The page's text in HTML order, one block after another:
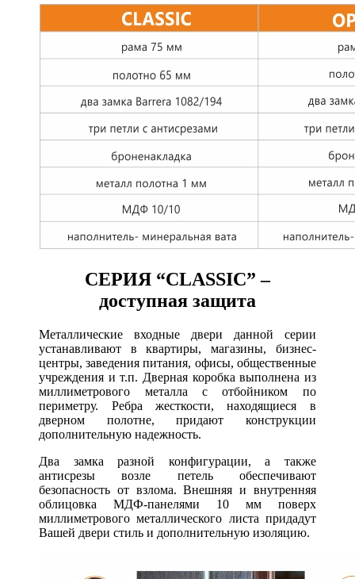
СЕРИЯ “CLASSIC” –
доступная защита
Металлические входные двери данной серии
устанавливают в квартиры, магазины, бизнес-
центры, заведения питания, офисы, общественные
учреждения и т.п. Дверная коробка выполнена из
миллиметрового металла с отбойником по
периметру. Ребра жесткости, находящиеся в
дверном полотне, придают конструкции
дополнительную надежность.
Два замка разной конфигурации, а также
антисрезы возле петель обеспечивают
безопасность от взлома. Внешняя и внутренняя
облицовка МДФ-панелями 10 мм поверх
миллиметрового металлического листа придадут
Вашей двери стиль и дополнительную изоляцию.